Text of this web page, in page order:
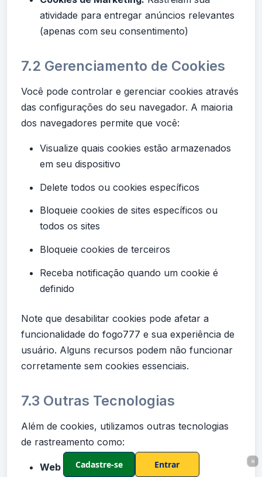
atividade para entregar anúncios relevantes
(apenas com seu consentimento)
7.2 Gerenciamento de Cookies
Você pode controlar e gerenciar cookies através
das configurações do seu navegador. A maioria
dos navegadores permite que você:
Visualize quais cookies estão armazenados
em seu dispositivo
Delete todos ou cookies específicos
Bloqueie cookies de sites específicos ou
todos os sites
Bloqueie cookies de terceiros
Receba notificação quando um cookie é
definido
Note que desabilitar cookies pode afetar a
funcionalidade do fogo777 e sua experiência de
usuário. Alguns recursos podem não funcionar
corretamente sem cookies essenciais.
7.3 Outras Tecnologias
Além de cookies, utilizamos outras tecnologias
de rastreamento como:
Web Beacons:Pequenas imagens
×
Cadastre-se Entrar